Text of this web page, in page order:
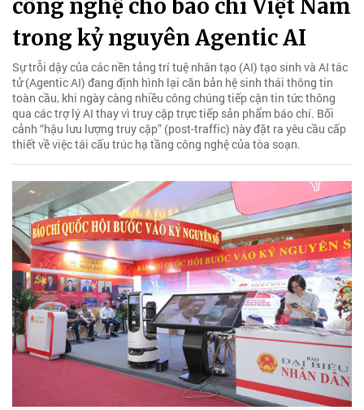
công nghệ cho báo chí Việt Nam
trong kỷ nguyên Agentic AI
Sự trỗi dậy của các nền tảng trí tuệ nhân tạo (AI) tạo sinh và AI tác
tử (Agentic AI) đang định hình lại căn bản hệ sinh thái thông tin
toàn cầu, khi ngày càng nhiều công chúng tiếp cận tin tức thông
qua các trợ lý AI thay vì truy cập trực tiếp sản phẩm báo chí. Bối
cảnh “hậu lưu lượng truy cập” (post-traffic) này đặt ra yêu cầu cấp
thiết về việc tái cấu trúc hạ tầng công nghệ của tòa soạn.